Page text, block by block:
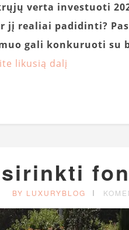
verta investuoti
jį realiai padidinti?
gali konkuruoti su
likusią dalį
BY LUXURYBLOG